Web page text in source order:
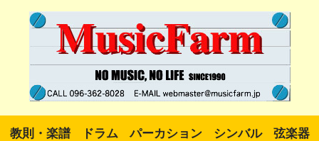
教則・楽譜 ドラム パーカション シンバル 弦楽器